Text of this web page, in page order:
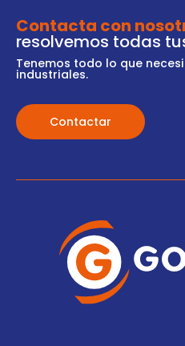
Contacta con
resolvemos todas
Tenemos todo lo que
industriales.
Contactar